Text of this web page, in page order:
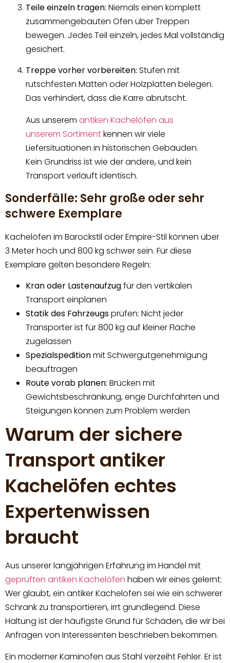
Teile einzeln tragen: Niemals einen komplett
zusammengebauten Ofen über Treppen
bewegen. Jedes Teil einzeln, jedes Mal vollständig
gesichert.
Treppe vorher vorbereiten: Stufen mit
rutschfesten Matten oder Holzplatten belegen.
Das verhindert, dass die Karre abrutscht.
Aus unserem antiken Kachelöfen aus
unserem Sortimentkennen wir viele
Liefersituationen in historischen Gebäuden.
Kein Grundriss ist wie der andere, und kein
Transport verläuft identisch.
Sonderfälle: Sehr große oder sehr
schwere Exemplare
Kachelöfen im Barockstil oder Empire-Stil können über
3 Meter hoch und 800 kg schwer sein. Für diese
Exemplare gelten besondere Regeln:
Kran oder Lastenaufzugfür den vertikalen
Transport einplanen
Statik des Fahrzeugsprüfen: Nicht jeder
Transporter ist für 800 kg auf kleiner Fläche
zugelassen
Spezialspeditionmit Schwergutgenehmigung
beauftragen
Route vorab planen: Brücken mit
Gewichtsbeschränkung, enge Durchfahrten und
Steigungen können zum Problem werden
Warum der sichere
Transport antiker
Kachelöfen echtes
Expertenwissen
braucht
Aus unserer langjährigen Erfahrung im Handel mit
geprüften antiken Kachelöfen haben wir eines gelernt:
Wer glaubt, ein antiker Kachelofen sei wie ein schwerer
Schrank zu transportieren, irrt grundlegend. Diese
Haltung ist der häufigste Grund für Schäden, die wir bei
Anfragen von Interessenten beschrieben bekommen.
Ein moderner Kaminofen aus Stahl verzeiht Fehler. Er ist